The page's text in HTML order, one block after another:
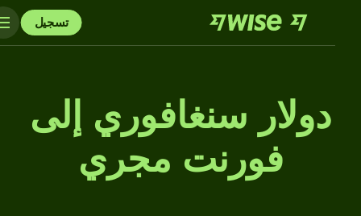
تسجيل
دولار سنغافوري إلى
فورنت مجري